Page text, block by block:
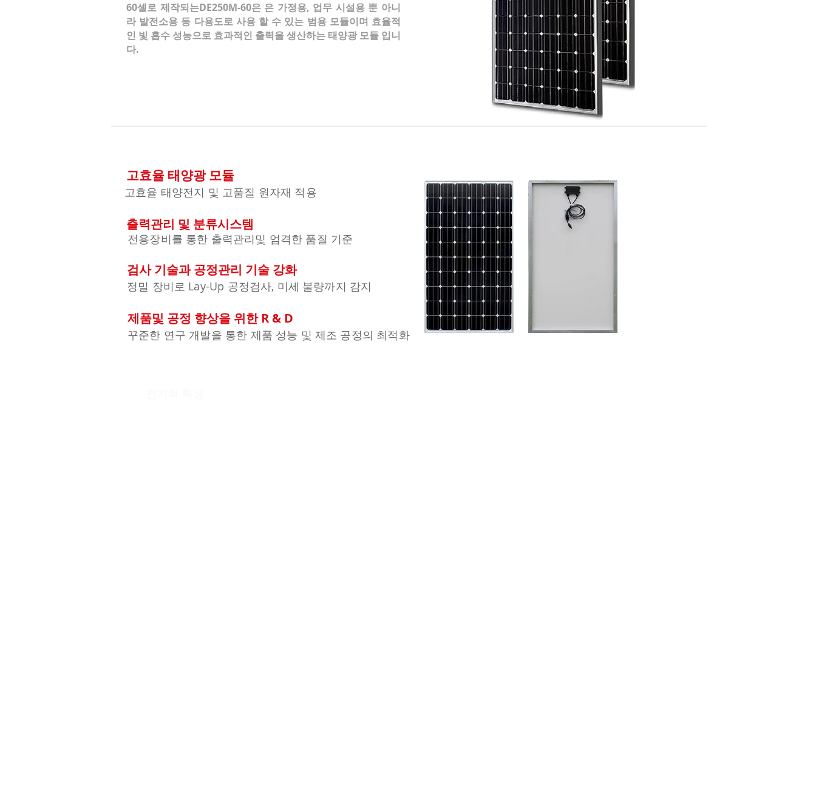
60셀로 제작되는DE250M-60은 은 가정용, 업무 시설용 뿐 아니
라 발전소용 등 다용도로 사용 할 수 있는 범용 모듈이며 효율적
인 빛 흡수 성능으로 효과적인 출력을 생산하는 태양광 모듈 입니
다.
전용장비를 통한 출력관리및 엄격한 품질 기준
제품및 공정 향상을 위한 R & D
꾸준한 연구 개발을 통한 제품 성능 및 제조 공정의 최적화
정밀 장비로 Lay-Up 공정검사, 미세 불량까지 감지
출력관리 및 분류시스템
고효율 태양전지 및 고품질 원자재 적용
고효율 태양광 모듈
검사 기술과 공정관리 기술 강화